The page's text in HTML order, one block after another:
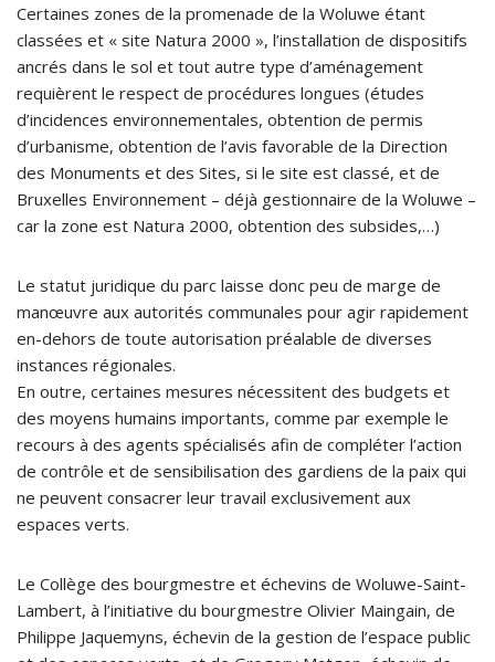
Certaines zones de la promenade de la Woluwe étant
classées et « site Natura 2000 », l’installation de dispositifs
ancrés dans le sol et tout autre type d’aménagement
requièrent le respect de procédures longues (études
d’incidences environnementales, obtention de permis
d’urbanisme, obtention de l’avis favorable de la Direction
des Monuments et des Sites, si le site est classé, et de
Bruxelles Environnement – déjà gestionnaire de la Woluwe –
car la zone est Natura 2000, obtention des subsides,…)
Le statut juridique du parc laisse donc peu de marge de
manœuvre aux autorités communales pour agir rapidement
en-dehors de toute autorisation préalable de diverses
instances régionales.
En outre, certaines mesures nécessitent des budgets et
des moyens humains importants, comme par exemple le
recours à des agents spécialisés afin de compléter l’action
de contrôle et de sensibilisation des gardiens de la paix qui
ne peuvent consacrer leur travail exclusivement aux
espaces verts.
Le Collège des bourgmestre et échevins de Woluwe-Saint-
Lambert, à l’initiative du bourgmestre Olivier Maingain, de
Philippe Jaquemyns, échevin de la gestion de l’espace public